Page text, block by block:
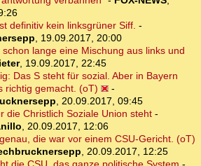
definitiv kein linksgrüner Siff. -
, 19.09.2017, 20:00
schon lange eine Mischung aus links und
, 19.09.2017, 22:45
Das S steht für sozial. Aber in Bayern
richtig gemacht. (oT)
-
, 20.09.2017, 09:45
die Christlich Soziale Union steht-
, 20.09.2017, 12:06
die war vor einem CSU-Gericht. (oT)
, 20.09.2017, 12:25